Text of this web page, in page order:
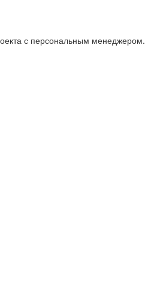
с персональным менеджером.